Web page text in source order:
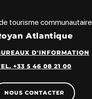
tourisme communautaire
Atlantique
D'INFORMATION
+33 5 46 08 21 00
NOUS CONTACTER